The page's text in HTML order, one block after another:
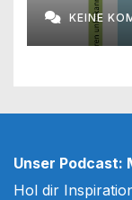
KEINE
Unser Podcast:
Hol dir